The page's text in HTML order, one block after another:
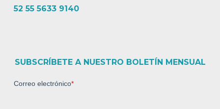
52 55 5633 9140
SUBSCRÍBETE A NUESTRO BOLETÍN MENSUAL